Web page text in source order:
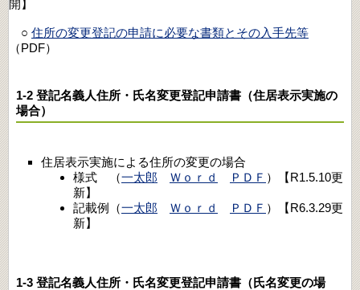
開】
○ 住所の変更登記の申請に必要な書類とその入手先等
（PDF）
1-2 登記名義人住所・氏名変更登記申請書（住居表示実施の
場合）
住居表示実施による住所の変更の場合
様式 （一太郎 Ｗｏｒｄ ＰＤＦ ）【R1.5.10更
新】
記載例（一太郎 Ｗｏｒｄ ＰＤＦ ）【R6.3.29更
新】
1-3 登記名義人住所・氏名変更登記申請書（氏名変更の場